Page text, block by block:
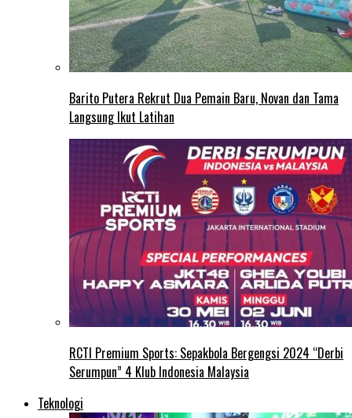
Barito Putera Rekrut Dua Pemain Baru, Novan dan Tama
Langsung Ikut Latihan
RCTI Premium Sports: Sepakbola Bergengsi 2024 “Derbi
Serumpun” 4 Klub Indonesia Malaysia
Teknologi